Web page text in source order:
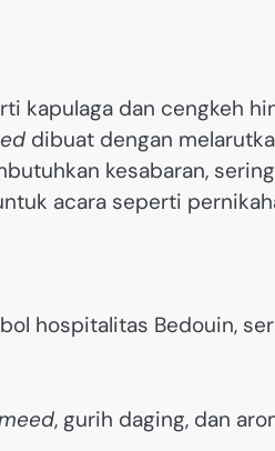
kapulaga dan cengkeh
dibuat dengan
kesabaran,
acara seperti
hospitalitas Bedouin,
, gurih daging, dan